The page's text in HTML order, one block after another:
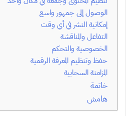
الوصول إلى جمهور واسع
إمكانية النشر في أي وقت
التفاعل والمناقشة
الخصوصية والتحكم
حفظ وتنظيم المعرفة الرقمية
المزامنة السحابية
خاتمة
هامش